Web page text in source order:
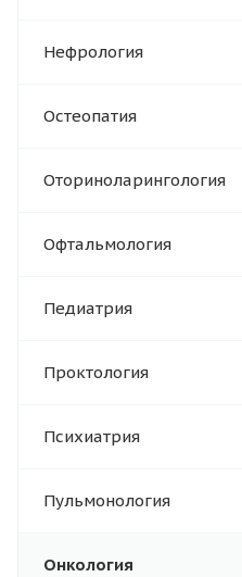
Нефрология
Остеопатия
Оториноларингология
Офтальмология
Педиатрия
Проктология
Психиатрия
Пульмонология
Онкология